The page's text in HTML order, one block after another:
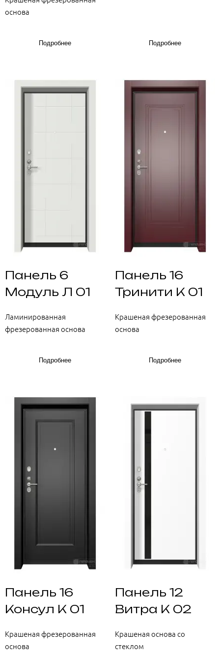
основа
Подробнее Подробнее
Панель 6
Модуль Л 01
Ламинированная
фрезерованная основа
Подробнее
Панель 16
Тринити К 01
Крашеная фрезерованная
основа
Подробнее
Панель 16
Консул К 01
Крашеная фрезерованная
основа
Панель 12
Витра К 02
Крашеная основа со
стеклом